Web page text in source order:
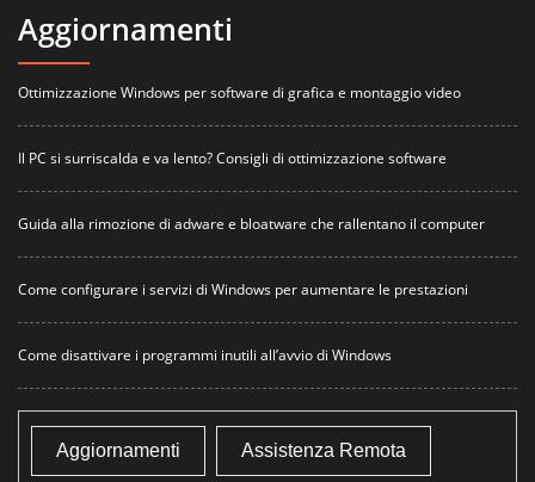
Aggiornamenti
Ottimizzazione Windows per software di grafica e montaggio video
Il PC si surriscalda e va lento? Consigli di ottimizzazione software
Guida alla rimozione di adware e bloatware che rallentano il computer
Come configurare i servizi di Windows per aumentare le prestazioni
Come disattivare i programmi inutili all’avvio di Windows
Aggiornamenti Assistenza Remota